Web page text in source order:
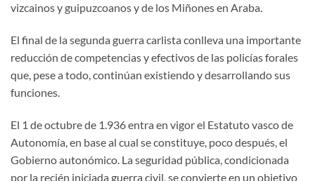
vizcainos y guipuzcoanos y de los Miñones en Araba.
El final de la segunda guerra carlista conlleva una importante
reducción de competencias y efectivos de las policías forales
que, pese a todo, continúan existiendo y desarrollando sus
funciones.
El 1 de octubre de 1.936 entra en vigor el Estatuto vasco de
Autonomía, en base al cual se constituye, poco después, el
Gobierno autonómico. La seguridad pública, condicionada
por la recién iniciada guerra civil, se convierte en un objetivo